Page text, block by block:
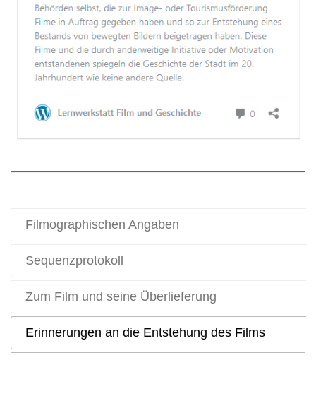
Filmographischen Angaben
Sequenzprotokoll
Zum Film und seine Überlieferung
Erinnerungen an die Entstehung des Films